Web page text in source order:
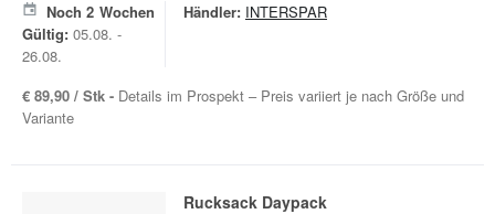
Noch 2 Wochen
Gültig: 05.08. -
26.08.
Händler: INTERSPAR
€ 89,90 / Stk - Details im Prospekt – Preis variiert je nach Größe und
Variante
Rucksack Daypack